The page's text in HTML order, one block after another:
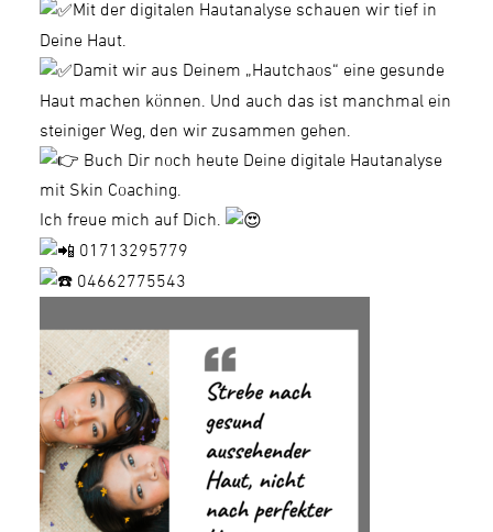
Mit der digitalen Hautanalyse schauen wir tief in
Deine Haut.
Damit wir aus Deinem „Hautchaos“ eine gesunde
Haut machen können. Und auch das ist manchmal ein
steiniger Weg, den wir zusammen gehen.
Buch Dir noch heute Deine digitale Hautanalyse
mit Skin Coaching.
Ich freue mich auf Dich.
01713295779
04662775543